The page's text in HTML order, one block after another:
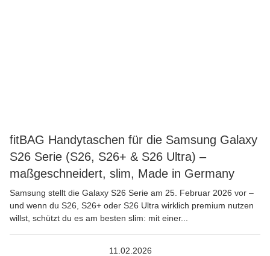
fitBAG Handytaschen für die Samsung Galaxy
S26 Serie (S26, S26+ & S26 Ultra) –
maßgeschneidert, slim, Made in Germany
Samsung stellt die Galaxy S26 Serie am 25. Februar 2026 vor –
und wenn du S26, S26+ oder S26 Ultra wirklich premium nutzen
willst, schützt du es am besten slim: mit einer...
11.02.2026